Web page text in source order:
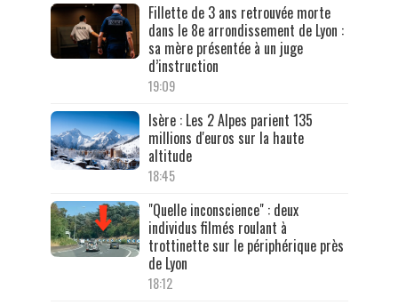
Fillette de 3 ans retrouvée morte
dans le 8e arrondissement de Lyon :
sa mère présentée à un juge
d’instruction
19:09
Isère : Les 2 Alpes parient 135
millions d'euros sur la haute
altitude
18:45
"Quelle inconscience" : deux
individus filmés roulant à
trottinette sur le périphérique près
de Lyon
18:12